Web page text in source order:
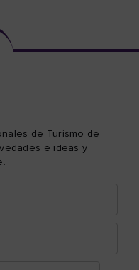
de Turismo de
e ideas y